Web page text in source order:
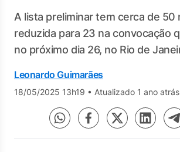
A lista preliminar tem cerca de 50
reduzida para 23 na convocação
no próximo dia 26, no Rio de
Leonardo Guimarães
18/05/2025 13h19 • Atualizado 1 ano atrás